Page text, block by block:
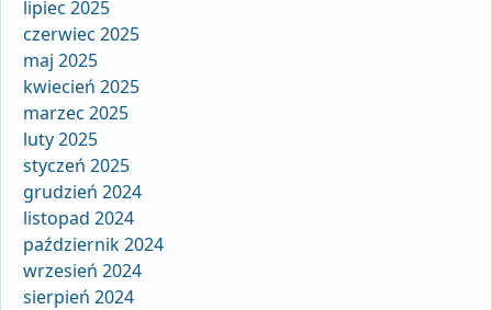
lipiec 2025
czerwiec 2025
maj 2025
kwiecień 2025
marzec 2025
luty 2025
styczeń 2025
grudzień 2024
listopad 2024
październik 2024
wrzesień 2024
sierpień 2024